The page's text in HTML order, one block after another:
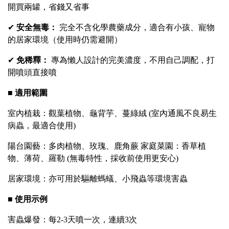
開買兩罐，省錢又省事
✔ 安全無毒：
完全不含化學農藥成分，適合有小孩、寵物
的居家環境（使用時仍需避開）
✔ 免稀釋： 專為懶人設計的完美濃度，不用自己調配，打
開噴頭直接噴
■ 適用範圍
室內植栽：觀葉植物、龜背芋、蔓綠絨 (室內通風不良易生
病蟲，最適合使用)
陽台園藝：多肉植物、玫瑰、鹿角蕨 家庭菜園：香草植
物、薄荷、羅勒 (無毒特性，採收前使用更安心)
居家環境：亦可用於驅離螞蟻、小飛蟲等環境害蟲
■ 使用示例
害蟲爆發：每2-3天噴一次，連續3次